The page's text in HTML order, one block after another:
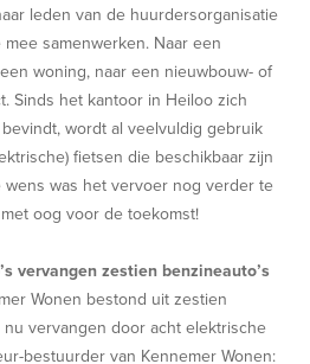
leden van de huurdersorganisatie
samenwerken. Naar een
woning, naar een nieuwbouw- of
Sinds het kantoor in Heiloo zich
wordt al veelvuldig gebruik
fietsen die beschikbaar zijn
was het vervoer nog verder te
oog voor de toekomst!
vervangen zestien benzineauto’s
Wonen bestond uit zestien
vervangen door acht elektrische
bestuurder van Kennemer Wonen: